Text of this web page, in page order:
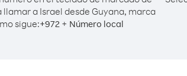
llamar a Israel desde Guyana, marca
sigue:+972+ Número local